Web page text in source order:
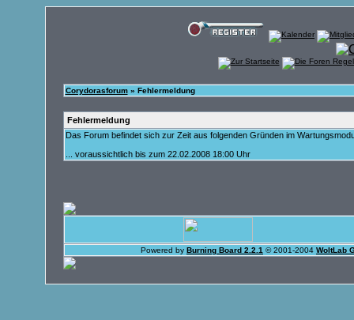
Corydorasforum» Fehlermeldung
Fehlermeldung
Das Forum befindet sich zur Zeit aus folgenden Gründen im
... voraussichtlich bis zum 22.02.2008 18:00 Uhr
Powered by Burning Board 2.2.1 © 2001-2004 WoltLab